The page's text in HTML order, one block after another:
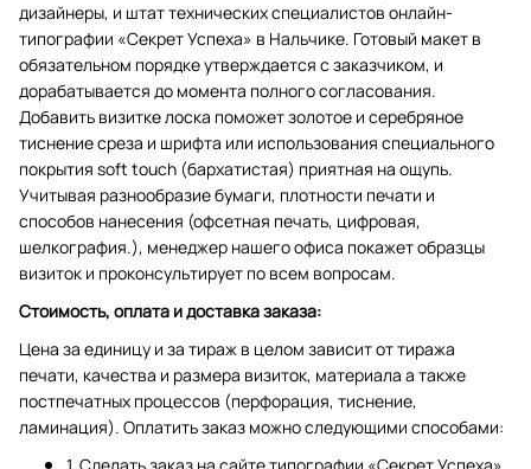
дизайнеры, и штат технических специалистов онлайн-
типографии «Секрет Успеха» в Нальчике. Готовый макет в
обязательном порядке утверждается с заказчиком, и
дорабатывается до момента полного согласования.
Добавить визитке лоска поможет золотое и серебряное
тиснение среза и шрифта или использования специального
покрытия soft touch (бархатистая) приятная на ощупь.
Учитывая разнообразие бумаги, плотности печати и
способов нанесения (офсетная печать, цифровая,
шелкография.), менеджер нашего офиса покажет образцы
визиток и проконсультирует по всем вопросам.
Стоимость, оплата и доставка заказа:
Цена за единицу и за тираж в целом зависит от тиража
печати, качества и размера визиток, материала а также
постпечатных процессов (перфорация, тиснение,
ламинация). Оплатить заказ можно следующими способами: